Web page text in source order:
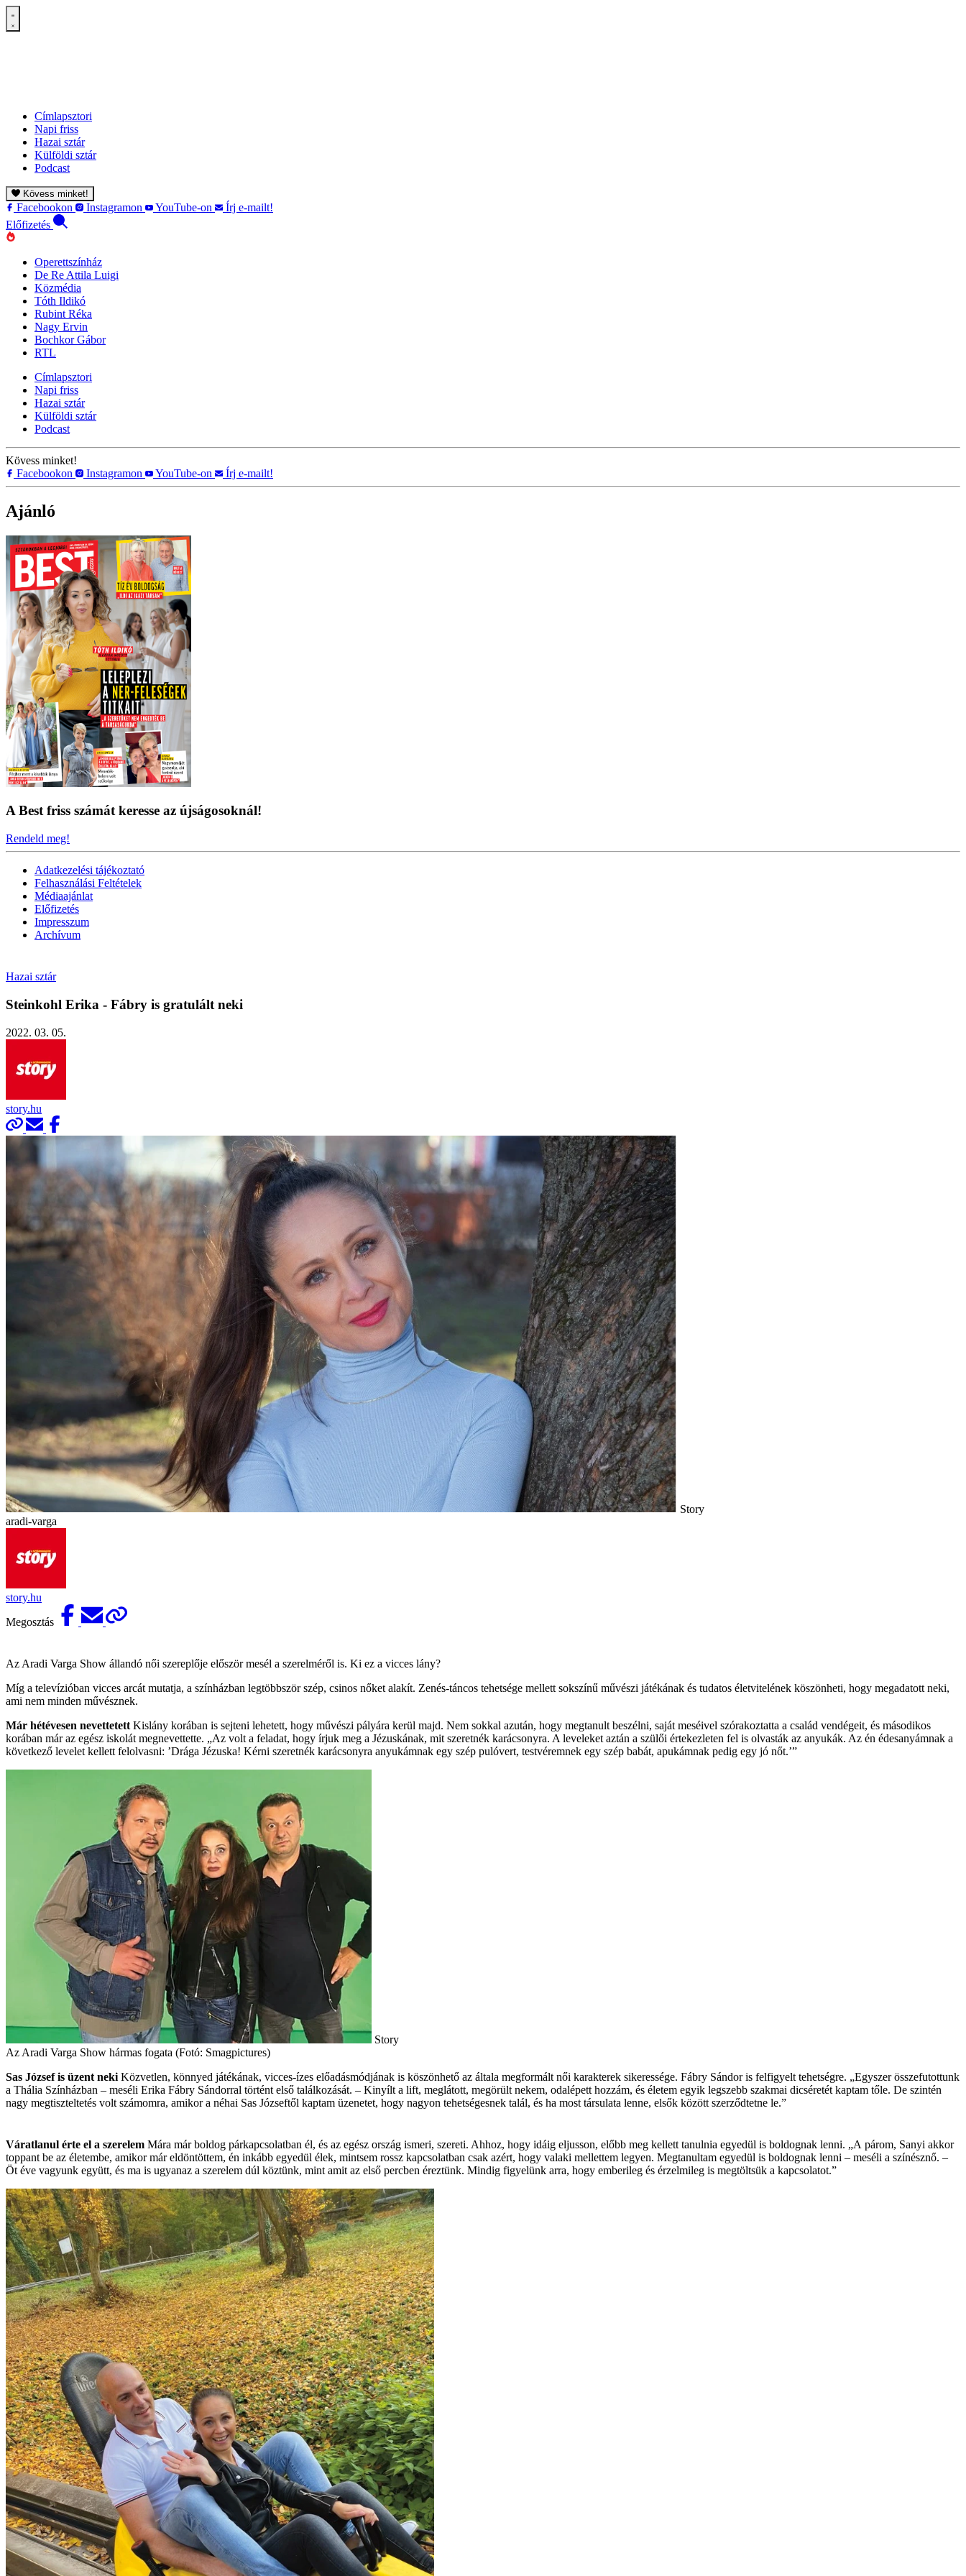
Címlapsztori
Napi friss
Hazai sztár
Külföldi sztár
Podcast
Kövess minket!
Facebookon Instagramon YouTube-on
Írj e-mailt!
Előfizetés
Operettszínház
De Re Attila Luigi
Közmédia
Tóth Ildikó
Rubint Réka
Nagy Ervin
Bochkor Gábor
RTL
Címlapsztori
Napi friss
Hazai sztár
Külföldi sztár
Podcast
Kövess minket!
Facebookon
Instagramon YouTube-on Írj e-mailt!
Ajánló
A Best friss számát keresse az újságosoknál!
Rendeld meg!
Adatkezelési tájékoztató
Felhasználási Feltételek
Médiaajánlat
Előfizetés
Impresszum
Archívum
Hazai sztár
Steinkohl Erika - Fábry is gratulált neki
2022. 03. 05.
story.hu
Story
aradi-varga
story.hu
Megosztás
Az Aradi Varga Show állandó női szereplője először mesél a szerelméről is. Ki ez a vicces lány?
Míg a televízióban vicces arcát mutatja, a színházban legtöbbször szép, csinos nőket alakít. Zenés-táncos tehetsége mellett sokszínű művészi játékának és tudatos életvitelének köszönheti, hogy megadatott neki,
ami nem minden művésznek.
Már hétévesen nevettetett Kislány korában is sejteni lehetett, hogy művészi pályára kerül majd. Nem sokkal azután, hogy megtanult beszélni, saját meséivel szórakoztatta a család vendégeit, és másodikos
korában már az egész iskolát megnevettette. „Az volt a feladat, hogy írjuk meg a Jézuskának, mit szeretnék karácsonyra. A leveleket aztán a szülői értekezleten fel is olvasták az anyukák. Az én édesanyámnak a
következő levelet kellett felolvasni: ’Drága Jézuska! Kérni szeretnék karácsonyra anyukámnak egy szép pulóvert, testvéremnek egy szép babát, apukámnak pedig egy jó nőt.’”
Story
Az Aradi Varga Show hármas fogata (Fotó: Smagpictures)
Sas József is üzent neki Közvetlen, könnyed játékának, vicces-ízes előadásmódjának is köszönhető az általa megformált női karakterek sikeressége. Fábry­ Sándor is felfigyelt tehetségre. „Egyszer összefutottunk
a Thália Színházban – meséli Erika Fábry Sándorral történt első találkozását. – Kinyílt a lift, meglátott, megörült nekem, odalépett hozzám, és életem egyik legszebb szakmai dicséretét kaptam tőle. De szintén
nagy megtiszteltetés volt számomra, amikor a néhai Sas Józseftől kaptam üzenetet, hogy nagyon tehetségesnek talál, és ha most társulata lenne, elsők között szerződtetne le.”
Váratlanul érte el a szerelem Mára már boldog párkapcsolatban él, és az egész ország ismeri, szereti. Ahhoz, hogy idáig eljusson, előbb meg kellett tanulnia egyedül is boldognak lenni. „A párom, Sanyi akkor
toppant be az életembe, amikor már eldöntöttem, én inkább egyedül élek, mintsem rossz kapcsolatban csak azért, hogy valaki mellettem legyen. Megtanultam egyedül is boldognak lenni – meséli a színésznő. –
Öt éve vagyunk együtt, és ma is ugyanaz a szerelem dúl köztünk, mint amit az első percben éreztünk. Mindig figyelünk arra, hogy emberileg és érzelmileg is megtöltsük a kapcsolatot.”